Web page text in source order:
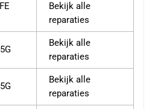
Bekijk alle
reparaties
Bekijk alle
reparaties
Bekijk alle
reparaties